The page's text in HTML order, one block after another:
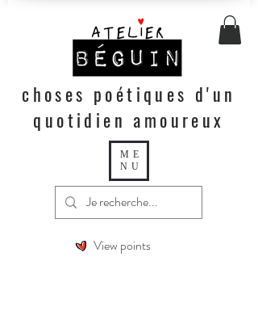
ME
NU
choses poétiques d'un
quotidien amoureux
View points